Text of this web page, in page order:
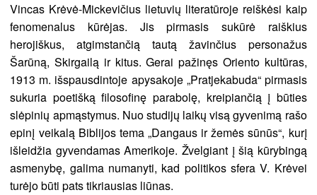
Vincas Krėvė-Mickevičius lietuvių literatūroje reiškėsi kaip
fenomenalus kūrėjas. Jis pirmasis sukūrė raiškius
herojiškus, atgimstančią tautą žavinčius personažus
Šarūną, Skirgailą ir kitus. Gerai pažinęs Oriento kultūras,
1913 m. išspausdintoje apysakoje „Pratjekabuda“ pirmasis
sukuria poetišką filosofinę parabolę, kreipiančią į būties
slėpinių apmąstymus. Nuo studijų laikų visą gyvenimą rašo
epinį veikalą Biblijos tema „Dangaus ir žemės sūnūs“, kurį
išleidžia gyvendamas Amerikoje. Žvelgiant į šią kūrybingą
asmenybę, galima numanyti, kad politikos sfera V. Krėvei
turėjo būti pats tikriausias liūnas.